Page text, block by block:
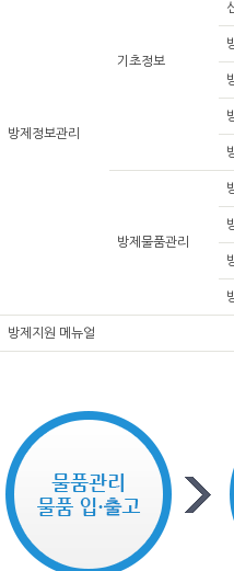
방제정보관리
기초정보
방제물품관리
방제지원 메뉴얼